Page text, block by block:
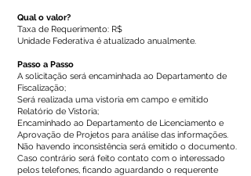
Qual o valor?
Taxa de Requerimento: R$
Unidade Federativa é atualizado anualmente.
Passo a Passo
A solicitação será encaminhada ao Departamento de
Fiscalização;
Será realizada uma vistoria em campo e emitido
Relatório de Vistoria;
Encaminhado ao Departamento de Licenciamento e
Aprovação de Projetos para análise das informações.
Não havendo inconsistência será emitido o documento.
Caso contrário será feito contato com o interessado
pelos telefones, ficando aguardando o requerente